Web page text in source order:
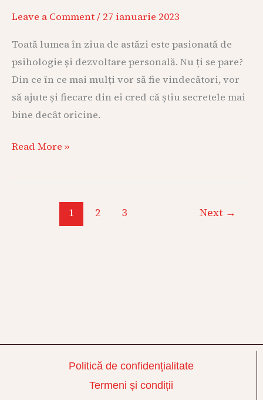
Leave a Comment/ 27 ianuarie 2023
Toată lumea în ziua de astăzi este pasionată de
psihologie și dezvoltare personală. Nu ți se pare?
Din ce în ce mai mulți vor să fie vindecători, vor
să ajute și fiecare din ei cred că știu secretele mai
bine decât oricine.
Read More »
1 2 3 Next →
Politică de confidențialitate
Termeni și condiții